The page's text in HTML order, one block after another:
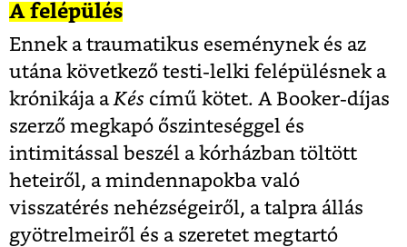
A felépülés
Ennek a traumatikus eseménynek és az
utána következő testi-lelki felépülésnek a
krónikája aKés című kötet. A Booker-díjas
szerző megkapó őszinteséggel és
intimitással beszél a kórházban töltött
heteiről, a mindennapokba való
visszatérés nehézségeiről, a talpra állás
gyötrelmeiről és a szeretet megtartó